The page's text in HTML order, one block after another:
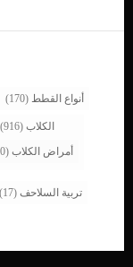
أنواع القطط (170)
الكلاب (916)
أمراض الكلاب (710)
تربية السلاحف (17)